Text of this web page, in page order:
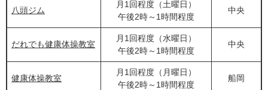
八頭ジム
月1回程度（土曜日）
午後2時～1時間程度
中央
だれでも健康体操教室
月1回程度（水曜日）
午後2時～1時間程度
中央
健康体操教室
月1回程度（月曜日）
午後2時～1時間程度
船岡